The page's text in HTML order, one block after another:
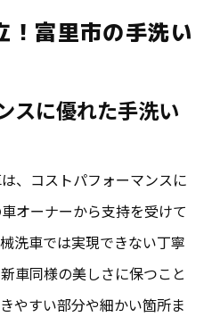
！富里市の手洗い
スに優れた手洗い
、コストパフォーマンスに
オーナーから支持を受けて
洗車では実現できない丁寧
車同様の美しさに保つこと
やすい部分や細かい箇所ま